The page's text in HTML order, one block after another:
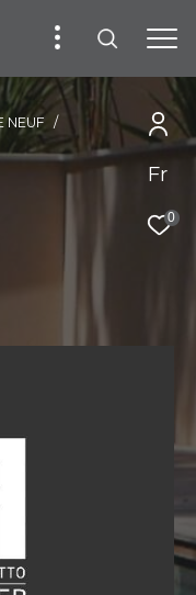
Fr
0
NEUF